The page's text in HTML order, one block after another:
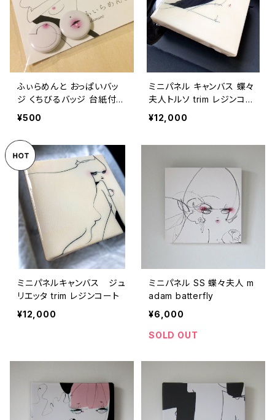
ふぃらめんと おっぱいバッ
ジ くちびるバッジ 台紙付セ
ット
¥500
ミニパネル キャンバス 蝶々
夫人トルソ trim レジンコー
ト
¥12,000
ミニパネルキャンバス ジュ
リエッタ trim レジンコート
¥12,000
ミニパネル SS 蝶々夫人 m
adam batterfly
¥6,000
SOLD OUT